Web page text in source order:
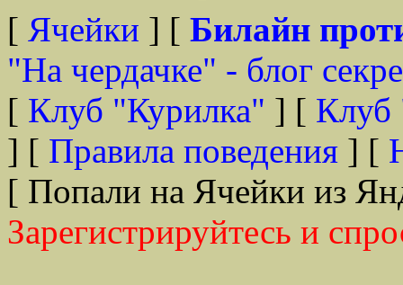
[ Ячейки ] [ Билайн
"На чердачке" - блог
[ Клуб "Курилка" ] [ Клуб
] [ Правила поведения ] [
[ Попали на Ячейки из
Зарегистрируйтесь и